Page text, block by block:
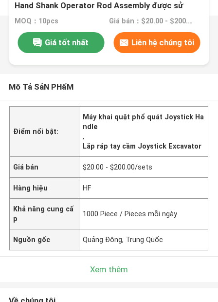
Hand Shank Operator Rod Assembly được sử
dụng cho PC120 PC200 SK200 EX200
EXCAVATOR
MOQ：10pcs Giá bán：$20.00 - $200.00/sets
Giá tốt nhất Liên hệ chúng tôi
Mô Tả SảN PHẩM
Điểm nổi bật:
Máy khai quật phổ quát Joystick Ha
ndle
,
Lắp ráp tay cầm Joystick Excavator
Giá bán $20.00 - $200.00/sets
Hàng hiệu HF
Khả năng cung cấ
p
1000 Piece / Pieces mỗi ngày
Nguồn gốc Quảng Đông, Trung Quốc
Xem thêm